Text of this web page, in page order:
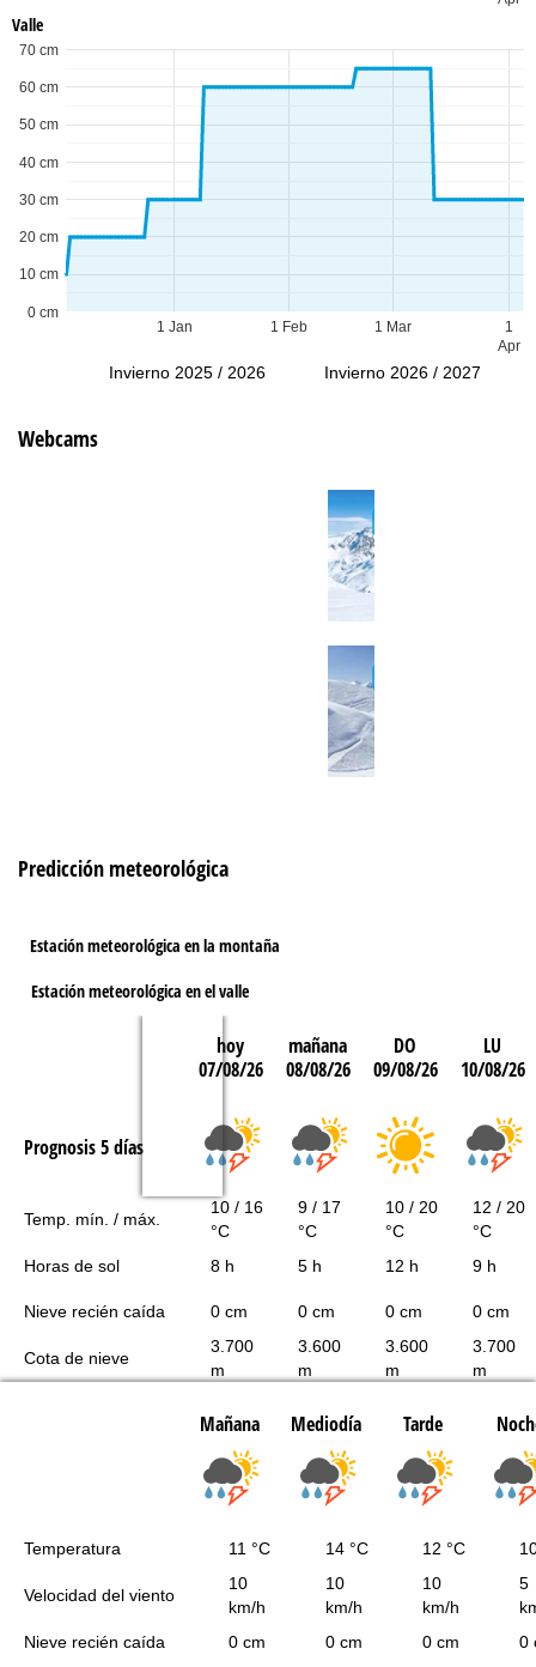
Valle
1 Jan 1 Feb 1 Mar
1
Apr
0 cm
10 cm
20 cm
30 cm
40 cm
50 cm
60 cm
70 cm
Invierno 2025 / 2026 Invierno 2026 / 2027
Webcams
Predicción meteorológica
Estación meteorológica en la montaña
Estación meteorológica en el valle
hoy
07/08/26
mañana
08/08/26
DO
09/08/26
LU
10/08/26
Prognosis 5 días
Temp. mín. / máx.
10 / 16
°C
9 / 17
°C
10 / 20
°C
12 / 20
°C
Horas de sol
8 h 5 h 12 h 9 h
Nieve recién caída 0 cm 0 cm 0 cm 0 cm
Cota de nieve
3.700
m
3.600
m
3.600
m
3.700
m
Mañana Mediodía Tarde
Temperatura 11 °C 14 °C 12 °C
Velocidad del viento
10
km/h
10
km/h
10
km/h
5
Nieve recién caída
0 cm 0 cm 0 cm 0